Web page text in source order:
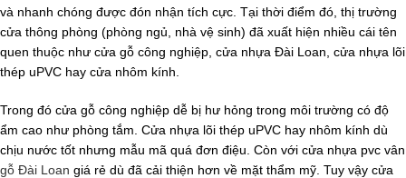
và nhanh chóng được đón nhận tích cực. Tại thời điểm đó, thị trường
cửa thông phòng (phòng ngủ, nhà vệ sinh) đã xuất hiện nhiều cái tên
quen thuộc như cửa gỗ công nghiệp, cửa nhựa Đài Loan, cửa nhựa lõi
thép uPVC hay cửa nhôm kính.
Trong đó cửa gỗ công nghiệp dễ bị hư hỏng trong môi trường có độ
ẩm cao như phòng tắm. Cửa nhựa lõi thép uPVC hay nhôm kính dù
chịu nước tốt nhưng mẫu mã quá đơn điệu. Còn với cửa nhựa pvc vân
gỗ Đài Loan giá rẻ dù đã cải thiện hơn về mặt thẩm mỹ. Tuy vậy cửa